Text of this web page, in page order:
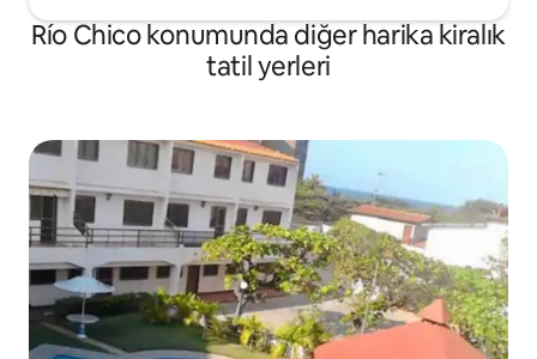
Río Chico konumunda diğer harika kiralık
tatil yerleri